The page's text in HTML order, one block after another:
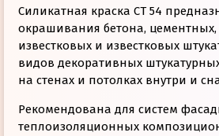
Силикатная краска CT 54
окрашивания бетона,
известковых и известковых
видов декоративных
на стенах и потолках внутри и
Рекомендована для систем
теплоизоляционных